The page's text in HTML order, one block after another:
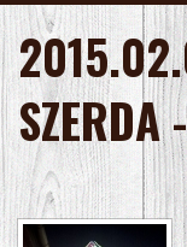
NYITÓLAP
HÍREK
ESEMÉNYEK
KÍNÁLAT
SZERDA